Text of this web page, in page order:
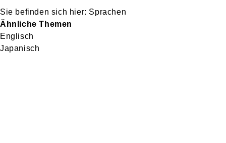
Sprachen
Ähnliche Themen
Englisch
Japanisch